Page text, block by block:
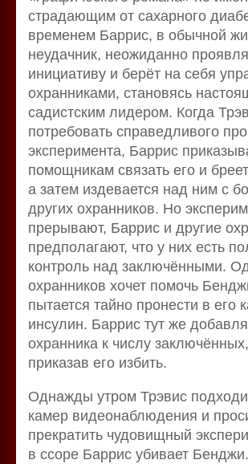
страдающим от сахарного
временем Баррис, в обычной
неудачник, неожиданно
инициативу и берёт на себя
охранниками, становясь
садистским лидером. Когда
потребовать справедливого
эксперимента, Баррис
помощникам связать его и
а затем издевается над ним с
других охранников. Но
прерывают, Баррис и другие
предполагают, что у них есть
контроль над заключёнными.
охранников хочет помочь
пытается тайно пронести в его
инсулин. Баррис тут же
охранника к числу
приказав его избить.
Однажды утром Трэвис
камер видеонаблюдения и
прекратить чудовищный
в ссоре Баррис убивает